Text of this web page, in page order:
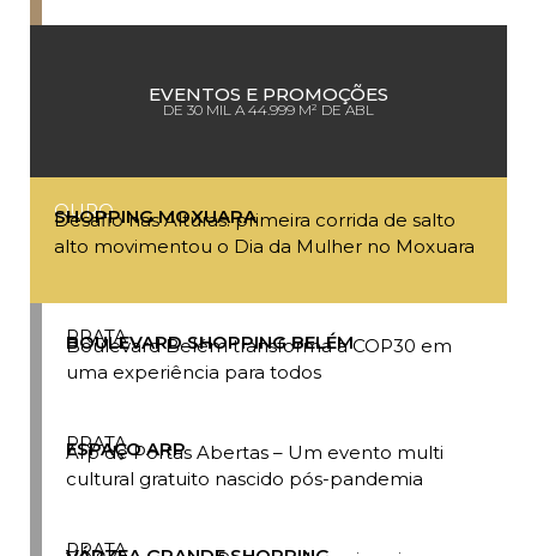
EVENTOS E PROMOÇÕES
DE 30 MIL A 44.999 M² DE ABL
OURO
SHOPPING MOXUARA
Desafio nas Alturas: primeira corrida de salto
alto movimentou o Dia da Mulher no Moxuara
PRATA
BOULEVARD SHOPPING BELÉM
Boulevard Belém transforma a COP30 em
uma experiência para todos
PRATA
ESPAÇO ARP
Arp de Portas Abertas – Um evento multi
cultural gratuito nascido pós-pandemia
PRATA